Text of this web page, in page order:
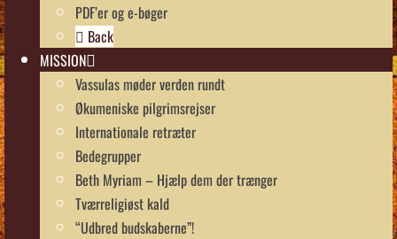
PDF’er og e-bøger
Back
MISSION
Vassulas møder verden rundt
Økumeniske pilgrimsrejser
Internationale retræter
Bedegrupper
Beth Myriam – Hjælp dem der trænger
Tværreligiøst kald
“Udbred budskaberne”!